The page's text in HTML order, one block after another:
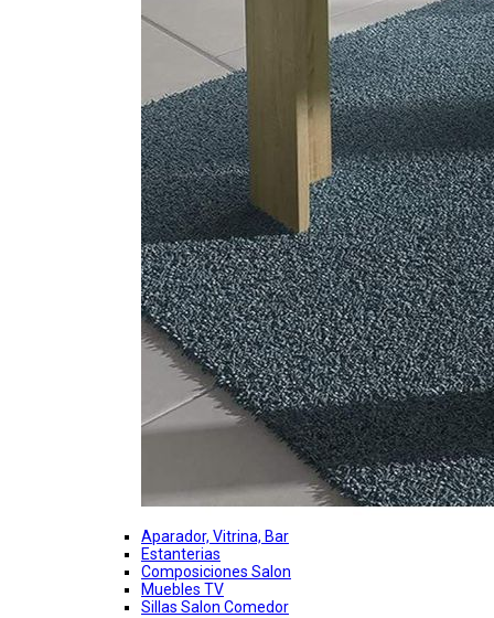
Aparador, Vitrina, Bar
Estanterias
Composiciones Salon
Muebles TV
Sillas Salon Comedor